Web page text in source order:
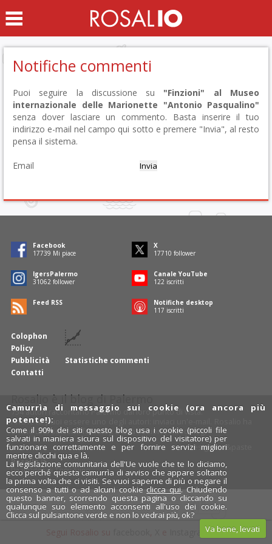
Notifiche commenti
Puoi seguire la discussione su "Finzioni" al Museo
internazionale delle Marionette "Antonio Pasqualino"
senza dover lasciare un commento. Basta inserire il tuo
indirizzo e-mail nel campo qui sotto e premere "Invia", al resto
pensa il sistema.
Email
Colophon
Policy
Pubblicità
Contatti
Statistiche commenti
Facebook
17946 Mi piace
X
17917 follower
IgersPalermo
31426 follower
Canale YouTube
124 iscritti
Feed RSS
Notifiche desktop
118 iscritti
Rosalio è il blog di Palermo
754 autoriraccontano Palermo dal loro punto di vista.
Anche tu puoi essere uno degli autori: inviaci un'
anche una sezione fotoblog e una sezionevideoblog.
Designcut&paste
Rosalio.it
Da un'idea di Tony Siino
x
Instagram
Camurrìa di messaggio sui cookie (ora ancora più
potente!):
Come il 90% dei siti questo blog usa i cookie (piccoli file
salvati in maniera sicura sul dispositivo del visitatore) per
funzionare correttamente e per fornire servizi migliori
mentre clicchi qua e là.
La legislazione comunitaria dell'Ue vuole che te lo diciamo,
ecco perché questa camurrìa di avviso che appare soltanto
la prima volta che ci visiti. Se vuoi saperne di più o negare il
consenso a tutti o ad alcuni cookieclicca qui. Chiudendo
questo banner, scorrendo questa pagina o cliccando su
qualunque suo elemento acconsenti all'uso dei cookie.
Clicca sul pulsantone verde e non lo vedrai più, ok?
Va bene, levati